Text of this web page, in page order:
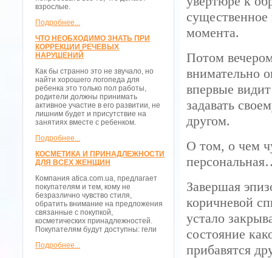
взрослые.
Подробнее...
ЧТО НЕОБХОДИМО ЗНАТЬ ПРИ
КОРРЕКЦИИ РЕЧЕВЫХ
НАРУШЕНИЙ
Как бы странно это не звучало, но
найти хорошего логопеда для
ребенка это только пол работы,
родители должны принимать
активное участие в его развитии, не
лишним будет и присутствие на
занятиях вместе с ребенком.
Подробнее...
КОСМЕТИКА И ПРИНАДЛЕЖНОСТИ
ДЛЯ ВСЕХ ЖЕНЩИН
Компания atica.com.ua, предлагает
покупателям и тем, кому не
безразлично чувство стиля,
обратить внимание на предложения
связанные с покупкой,
косметических принадлежностей.
Покупателям будут доступны: гели
Подробнее...
существенное
момента.
Потом
внимательно
впервые
задавать
другом.
О том, о чем
Завершая
коричневой
устало
состояние
прибавятся